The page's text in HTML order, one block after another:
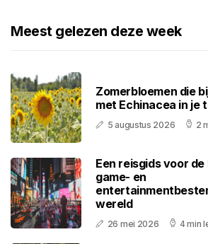
Meest gelezen deze week
Zomerbloemen die
met Echinacea in je
5 augustus 2026 2
Een reisgids voor
game- en
wereld
26 mei 2026 4 min